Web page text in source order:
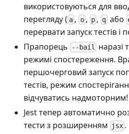
використовуються для
перегляду ( a , о, р , q або
перервати запуск тестів і
Прапорець
--bail
наразі
режимі спостереження.
першочерговий запуск
тестів, режим
відчуватись надмоторним!
Jest тепер автоматично
тести з розширенням
jsx .